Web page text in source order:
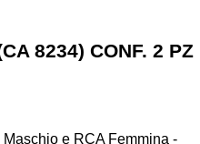
8234) CONF. 2 PZ
e RCA Femmina -